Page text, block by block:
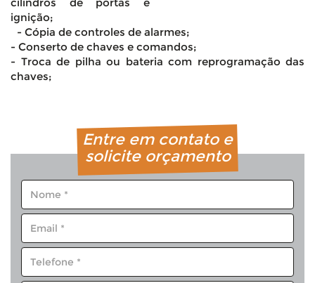
ignição;
- Cópia de controles de alarmes;
- Conserto de chaves e comandos;
- Troca de pilha ou bateria com reprogramação das
chaves;
Entre em contato e
solicite orçamento